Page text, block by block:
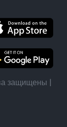
защищены |